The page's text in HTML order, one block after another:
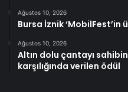
Ağustos 10, 2026
Bursa İznik ‘MobilFest’in
Ağustos 10, 2026
Altın dolu çantayı
karşılığında verilen ödül